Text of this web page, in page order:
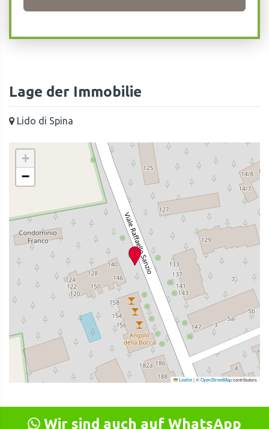
Lage der Immobilie
Lido di Spina
+
−
Leaflet|©OpenStreetMapcontributors
Wir sind auch auf WhatsApp